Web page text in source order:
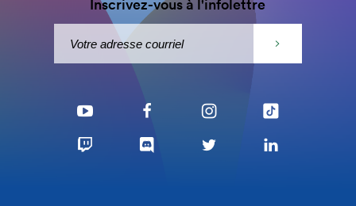
Inscrivez-vous à l'infolettre